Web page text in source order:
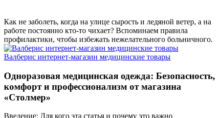
Как не заболеть, когда на улице сырость и ледяной ветер, а на
работе постоянно кто-то чихает? Вспоминаем правила
профилактики, чтобы избежать нежелательного больничного.
Валберис интернет-магазин медицинские товары
Одноразовая медицинская одежда: Безопасность,
комфорт и профессионализм от магазина
«Столмер»
Введение: Для кого эта статья и почему это важно